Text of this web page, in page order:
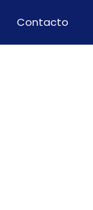
Contacto